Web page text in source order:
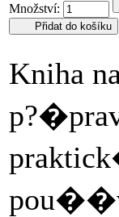
Množství:
Kniha